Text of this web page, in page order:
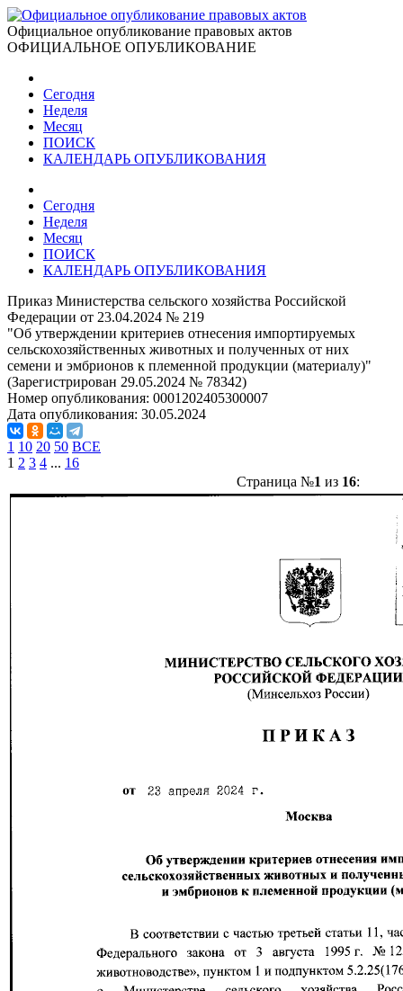
Официальное опубликование правовых актов
ОФИЦИАЛЬНОЕ ОПУБЛИКОВАНИЕ
Сегодня
Неделя
Месяц
ПОИСК
КАЛЕНДАРЬ ОПУБЛИКОВАНИЯ
Сегодня
Неделя
Месяц
ПОИСК
КАЛЕНДАРЬ ОПУБЛИКОВАНИЯ
Приказ Министерства сельского хозяйства Российской
Федерации от 23.04.2024 № 219
"Об утверждении критериев отнесения импортируемых
сельскохозяйственных животных и полученных от них
семени и эмбрионов к племенной продукции (материалу)"
(Зарегистрирован 29.05.2024 № 78342)
Номер опубликования: 0001202405300007
Дата опубликования: 30.05.2024
1 10 20 50 ВСЕ
1 2 3 4 ... 16
Страница №1 из 16: